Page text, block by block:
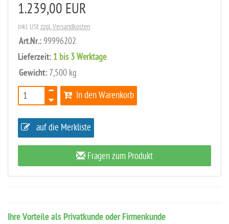
1.239,00 EUR
inkl. UStzzgl. Versandkosten
Art.Nr.: 99996202
Lieferzeit: 1 bis 3 Werktage
Gewicht: 7,500 kg
In den Warenkorb
auf die Merkliste
Fragen zum Produkt
Ihre Vorteile als Privatkunde oder Firmenkunde